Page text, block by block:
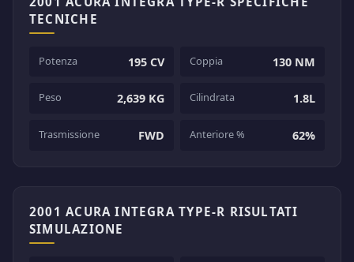
TECNICHE
Potenza 195 CV Coppia 130 NM
Peso 2,639 KG Cilindrata 1.8L
Trasmissione FWD Anteriore % 62%
2001 ACURA INTEGRA TYPE-R RISULTATI
SIMULAZIONE